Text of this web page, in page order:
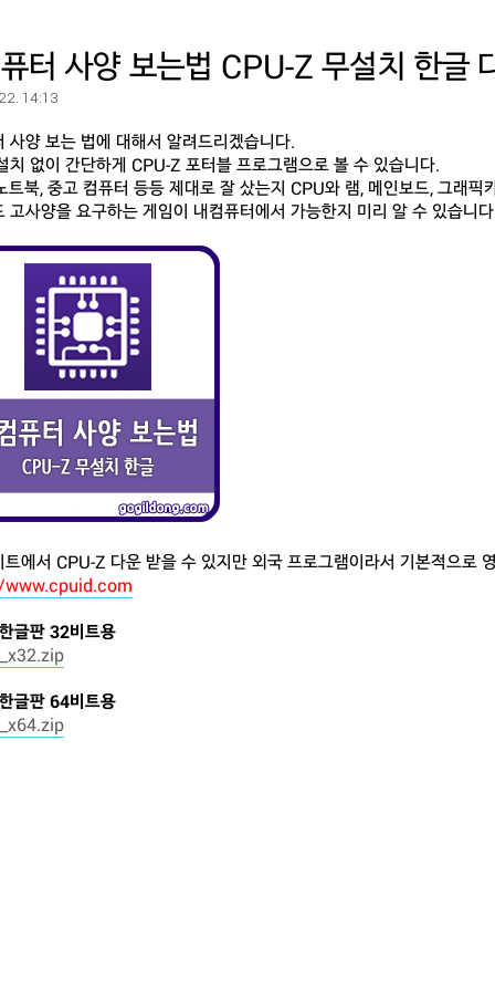
터 사양 보는법 CPU-Z 무설치 한글
14:13
사양 보는 법에 대해서 알려드리겠습니다.
치 없이 간단하게 CPU-Z 포터블 프로그램으로 볼 수 있습니다.
트북, 중고 컴퓨터 등등 제대로 잘 샀는지 CPU와 램, 메인보드, 그래픽
고사양을 요구하는 게임이 내컴퓨터에서 가능한지 미리 알 수 있습니
트에서 CPU-Z 다운 받을 수 있지만 외국 프로그램이라서 기본적으로
글판 32비트용
글판 64비트용